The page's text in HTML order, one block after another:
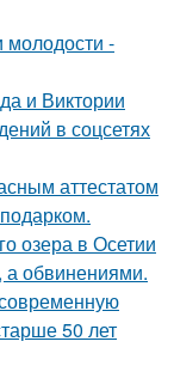
молодости -
и Виктории
в соцсетях
аттестатом
озера в Осетии
а обвинениями.
50 лет